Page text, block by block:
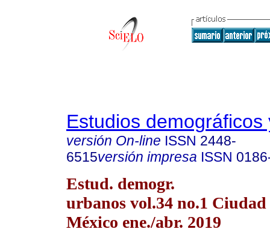
Estudios demográficos
versión On-line ISSN 2448-
6515versión impresa ISSN
Estud. demogr.
urbanos vol.34 no.1 Ciudad
México ene./abr. 2019